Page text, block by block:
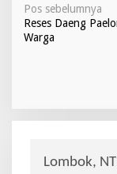
N
a
a
Pos sebelumnya
Reses Daeng
Warga